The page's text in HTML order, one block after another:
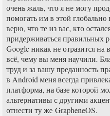
очень жаль, что я не могу
помогать им в этой
верю, что те из вас, кто
придерживаться
Google никак не отразится на
всё, чему вы меня научили.
труд и за вашу преданность
в Android меня всегда
платформа, на базе которой
альтернативы с другими
отнести ту же GrapheneOS.